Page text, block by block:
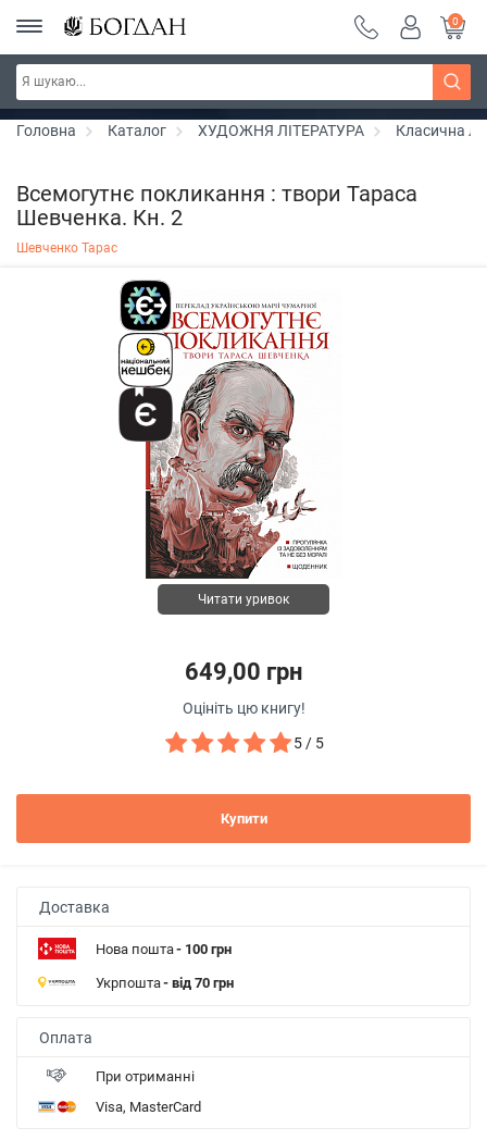
Серія "Вандербікери" ~ знижка 25%
0
Головна Каталог ХУДОЖНЯ ЛІТЕРАТУРА Класична
Всемогутнє покликання : твори Тараса
Шевченка. Кн. 2
Шевченко Тарас
Читати уривок
649,00 грн
Оцініть цю книгу!
5 / 5
Купити
Доставка
Нова пошта- 100 грн
Укрпошта- від 70 грн
Оплата
При отриманні
Visa, MasterCard